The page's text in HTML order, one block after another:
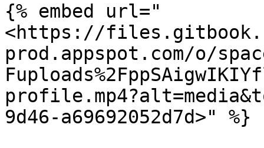
{% embed url="
<https://
prod.appspot.com/o/
9d46-a69692052d7d>" %}